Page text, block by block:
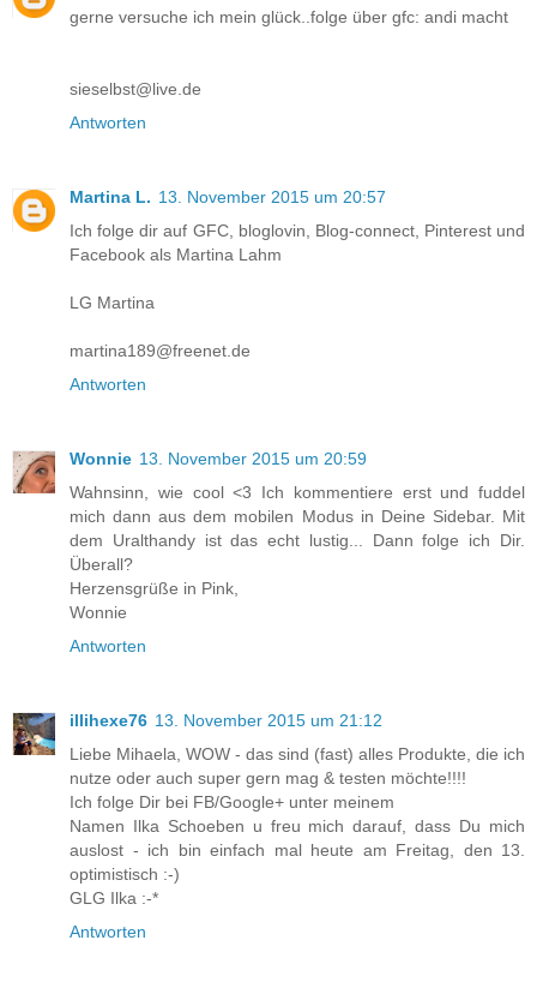
gerne versuche ich mein glück..folge über gfc: andi macht
sieselbst@live.de
Antworten
Martina L. 13. November 2015 um 20:57
Ich folge dir auf GFC, bloglovin, Blog-connect, Pinterest und
Facebook als Martina Lahm
LG Martina
martina189@freenet.de
Antworten
Wonnie 13. November 2015 um 20:59
Wahnsinn, wie cool <3 Ich kommentiere erst und fuddel
mich dann aus dem mobilen Modus in Deine Sidebar. Mit
dem Uralthandy ist das echt lustig... Dann folge ich Dir.
Überall?
Herzensgrüße in Pink,
Wonnie
Antworten
illihexe76 13. November 2015 um 21:12
Liebe Mihaela, WOW - das sind (fast) alles Produkte, die ich
nutze oder auch super gern mag & testen möchte!!!!
Ich folge Dir bei FB/Google+ unter meinem
Namen Ilka Schoeben u freu mich darauf, dass Du mich
auslost - ich bin einfach mal heute am Freitag, den 13.
optimistisch :-)
GLG Ilka :-*
Antworten